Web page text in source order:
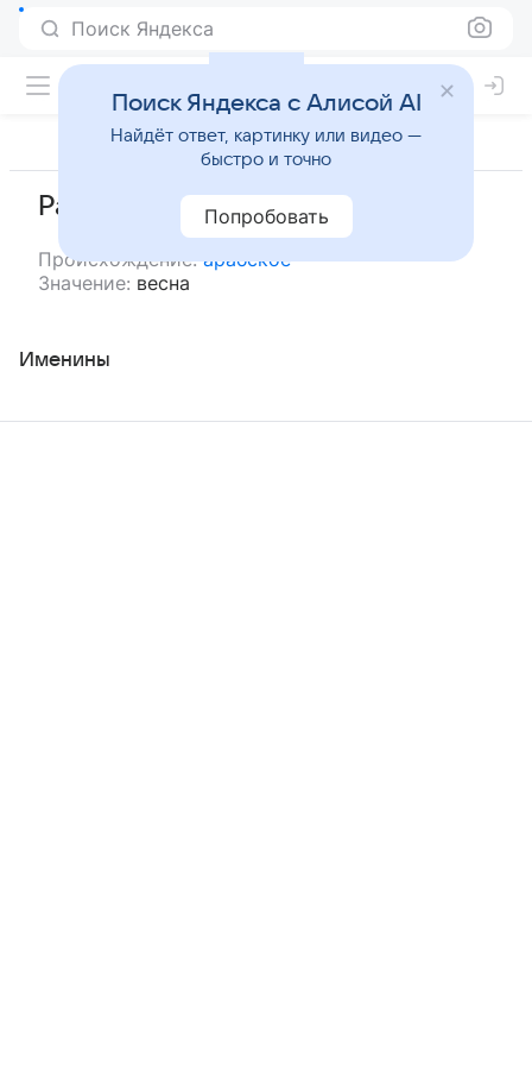
Поиск Яндекса
Раби
Происхождение: арабское
Значение: весна
Именины
Поиск Яндекса с Алисой AI
Найдёт ответ, картинку или видео —
быстро и точно
Попробовать